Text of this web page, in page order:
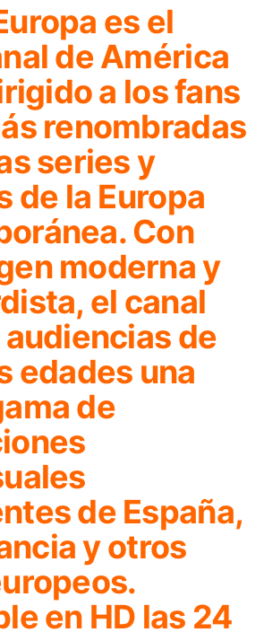
es el
de América
a los fans
renombradas
series y
de la Europa
Con
moderna y
el canal
de
edades una
de
de España,
y otros
en HD las 24